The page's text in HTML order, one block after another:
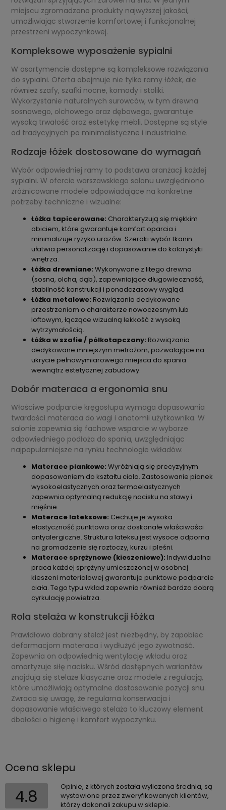
miejscu zgromadzono produkty najwyższej jakości,
umożliwiając stworzenie komfortowej i funkcjonalnej
przestrzeni wypoczynkowej.
Kompleksowe wyposażenie sypialni
W asortymencie dostępne są kompleksowe rozwiązania
do sypialni. Oferta obejmuje nie tylko ramy łóżek, ale
również szafy, szafki nocne, komody i stoliki.
Wykorzystanie naturalnych surowców, w tym drewna
sosnowego, olchowego oraz dębowego, gwarantuje
wysoką trwałość oraz estetykę mebli. Dostępne są style
od tradycyjnych po minimalistyczne i industrialne.
Rodzaje łóżek dostosowane do wymagań
Wybór odpowiedniej ramy to podstawa aranżacji każdej
sypialni. W ofercie warszawskiego salonu uwzględniono
zróżnicowane modele odpowiadające na konkretne
potrzeby techniczne i wizualne:
Łóżka tapicerowane: Charakteryzują się miękkim
obiciem, które gwarantuje komfort oparcia i
minimalizuje ryzyko urazów. Szeroki wybór tkanin
ułatwia personalizację i dopasowanie do kolorystyki
wnętrza.
Łóżka drewniane: Wykonywane z litego drewna
(sosna, olcha, dąb), zapewniające długowieczność,
stabilność konstrukcji i ponadczasowy wygląd.
Łóżka metalowe: Rozwiązania dedykowane
przestrzeniom o charakterze nowoczesnym lub
loftowym, łączące wizualną lekkość z wysoką
wytrzymałością.
Łóżka w szafie / pólkotapczany: Rozwiązania
dedykowane mniejszym metrażom, pozwalające na
ukrycie pełnowymiarowego miejsca do spania
wewnątrz estetycznej zabudowy.
Dobór materaca a ergonomia snu
Właściwe podparcie kręgosłupa wymaga dopasowania
twardości materaca do wagi i anatomii użytkownika. W
salonie zapewnia się fachowe wsparcie w wyborze
odpowiedniego podłoża do spania, uwzględniając
najpopularniejsze na rynku technologie wkładów:
Materace piankowe: Wyróżniają się precyzyjnym
dopasowaniem do kształtu ciała. Zastosowanie pianek
wysokoelastycznych oraz termoelastycznych
zapewnia optymalną redukcję nacisku na stawy i
mięśnie.
Materace lateksowe: Cechuje je wysoka
elastyczność punktowa oraz doskonałe właściwości
antyalergiczne. Struktura lateksu jest wysoce odporna
na gromadzenie się roztoczy, kurzu i pleśni.
Materace sprężynowe (kieszeniowe): Indywidualna
praca każdej sprężyny umieszczonej w osobnej
kieszeni materiałowej gwarantuje punktowe podparcie
ciała. Tego typu wkład zapewnia również bardzo dobrą
cyrkulację powietrza.
Rola stelaża w konstrukcji łóżka
Prawidłowo dobrany stelaż jest niezbędny, by zapobiec
deformacjom materaca i wydłużyć jego żywotność.
Zapewnia on odpowiednią wentylację wkładu oraz
amortyzuje siłę nacisku. Wśród dostępnych wariantów
znajdują się stelaże klasyczne oraz modele z regulacją,
które umożliwiają optymalne dostosowanie pozycji snu.
Zwraca się uwagę, że regularna konserwacja i
dopasowanie właściwego stelaża to kluczowy element
dbałości o higienę i komfort wypoczynku.
Ocena sklepu
4.8
Opinie, z których została wyliczona średnia, są
wystawione przez zweryfikowanych klientów,
którzy dokonali zakupu w sklepie.